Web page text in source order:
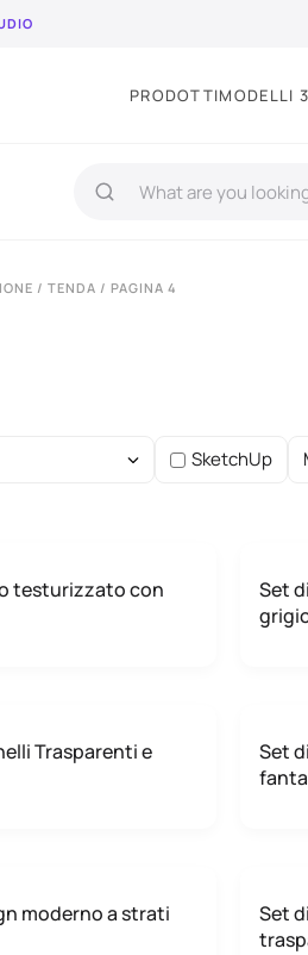
PRODOTTIMODELLI
/ TENDA / PAGINA 4
SketchUp
testurizzato con
Set
Trasparenti e
Set
moderno a strati
Set